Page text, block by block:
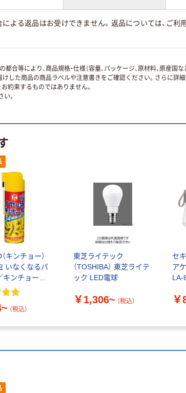
よる返品はお受けできません。返品については、ご利
等により、商品規格・仕様（容量、パッケージ、原材料、原産国
した商品の商品ラベルや注意書きをご確認ください。さらに詳
お約束するものではありません。
。
キンチョー）
いなくなるパ
キンチョール
ダー
（税込）
東芝ライテック
（TOSHIBA） 東芝ライテ
ック LED電球
￥1,306~ （税込）
セ
ア
LA-
￥